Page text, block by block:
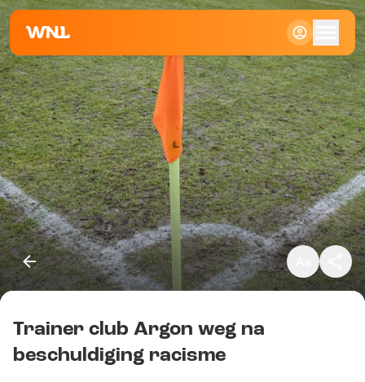
Klein
Standaard
Groot
Kopieer link
Trainer club Argon weg na
beschuldiging racisme